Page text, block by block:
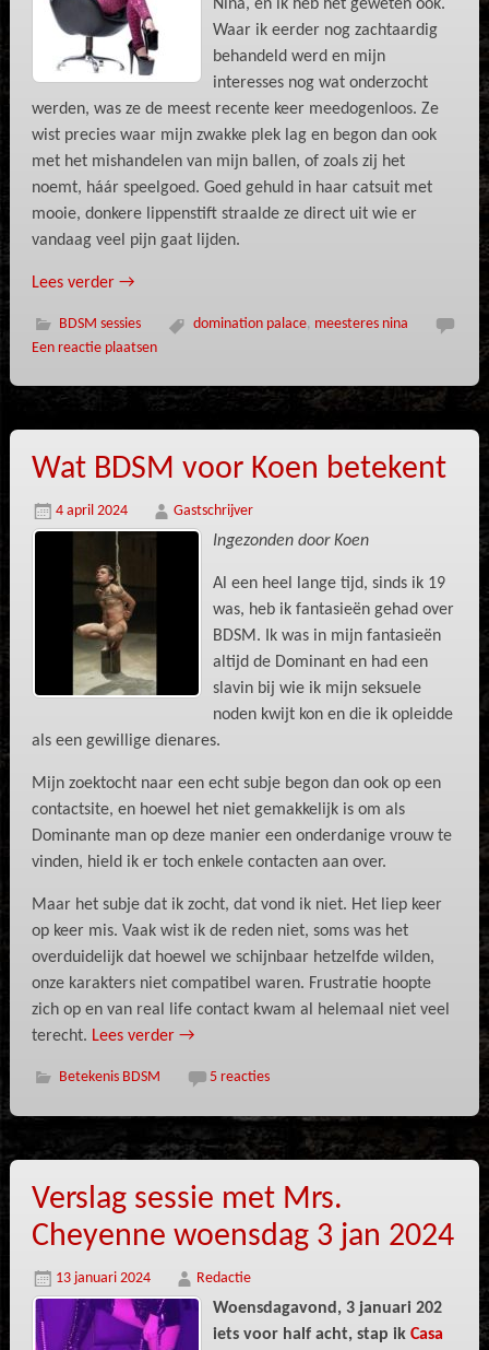
Nina, en ik heb het geweten ook.
Waar ik eerder nog zachtaardig
behandeld werd en mijn
interesses nog wat onderzocht
werden, was ze de meest recente keer meedogenloos. Ze
wist precies waar mijn zwakke plek lag en begon dan ook
met het mishandelen van mijn ballen, of zoals zij het
noemt, háár speelgoed. Goed gehuld in haar catsuit met
mooie, donkere lippenstift straalde ze direct uit wie er
vandaag veel pijn gaat lijden.
Lees verder →
BDSM sessies domination palace, meesteres nina
Een reactie plaatsen
Wat BDSM voor Koen betekent
4 april 2024 Gastschrijver
Ingezonden door Koen
Al een heel lange tijd, sinds ik 19
was, heb ik fantasieën gehad over
BDSM. Ik was in mijn fantasieën
altijd de Dominant en had een
slavin bij wie ik mijn seksuele
noden kwijt kon en die ik opleidde
als een gewillige dienares.
Mijn zoektocht naar een echt subje begon dan ook op een
contactsite, en hoewel het niet gemakkelijk is om als
Dominante man op deze manier een onderdanige vrouw te
vinden, hield ik er toch enkele contacten aan over.
Maar het subje dat ik zocht, dat vond ik niet. Het liep keer
op keer mis. Vaak wist ik de reden niet, soms was het
overduidelijk dat hoewel we schijnbaar hetzelfde wilden,
onze karakters niet compatibel waren. Frustratie hoopte
zich op en van real life contact kwam al helemaal niet veel
terecht. Lees verder →
Betekenis BDSM 5 reacties
Verslag sessie met Mrs.
Cheyenne woensdag 3 jan 2024
13 januari 2024 Redactie
Woensdagavond, 3 januari 202
iets voor half acht, stap ik Casa